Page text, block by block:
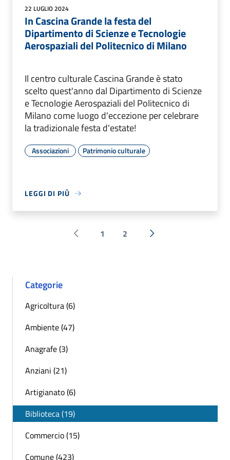
22 LUGLIO 2024
In Cascina Grande la festa del
Dipartimento di Scienze e Tecnologie
Aerospaziali del Politecnico di Milano
Il centro culturale Cascina Grande è stato
scelto quest'anno dal Dipartimento di Scienze
e Tecnologie Aerospaziali del Politecnico di
Milano come luogo d'eccezione per celebrare
la tradizionale festa d'estate!
Associazioni Patrimonio culturale
LEGGI DI PIÙ
Pagina precedente
1 2 Successiva »
Categorie
Agricoltura (6)
Ambiente (47)
Anagrafe (3)
Anziani (21)
Artigianato (6)
Biblioteca (19)
Commercio (15)
Comune (423)